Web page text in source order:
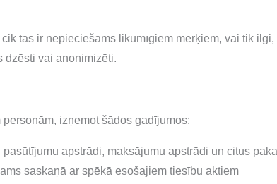
tas ir nepieciešams likumīgiem mērķiem, vai tik
dzēsti vai anonimizēti.
izņemot šādos gadījumos:
apstrādi, maksājumu apstrādi un citus
saskaņā ar spēkā esošajiem tiesību aktiem